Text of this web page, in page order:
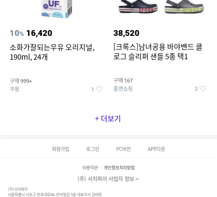
10% 16,420
소화가잘되는우유 오리지널,
190ml, 24개
구매 999+
쿠팡 1
38,520
[크록스]남녀공용 바야밴드 클
로그 슬리퍼 샌들 5종 택1
구매 167
홈앤쇼핑 3
+ 더보기
회원가입 로그인 PC버전 APP다운
이용약관 개인정보처리방침
(주) 서치파이 사업자 정보
(주)서치파이
서울특별시 서초구 반포대로88, 반석빌딩 5층 대표이사 김태묵